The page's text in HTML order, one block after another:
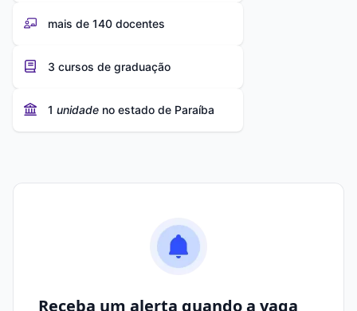
mais de 140 docentes
3 cursos de graduação
1 unidade no estado de Paraíba
Receba um alerta quando a vaga